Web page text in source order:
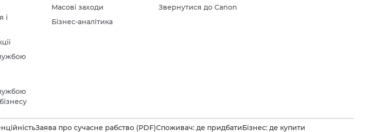
і
Масові заходи
Бізнес-аналітика
Звернутися до Canon
Заява про сучасне рабство (PDF)Споживач: де придбатиБізнес: де купити